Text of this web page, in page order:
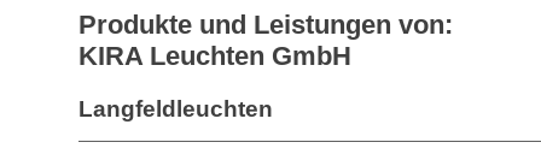
Produkte und Leistungen von:
KIRA Leuchten GmbH
Langfeldleuchten